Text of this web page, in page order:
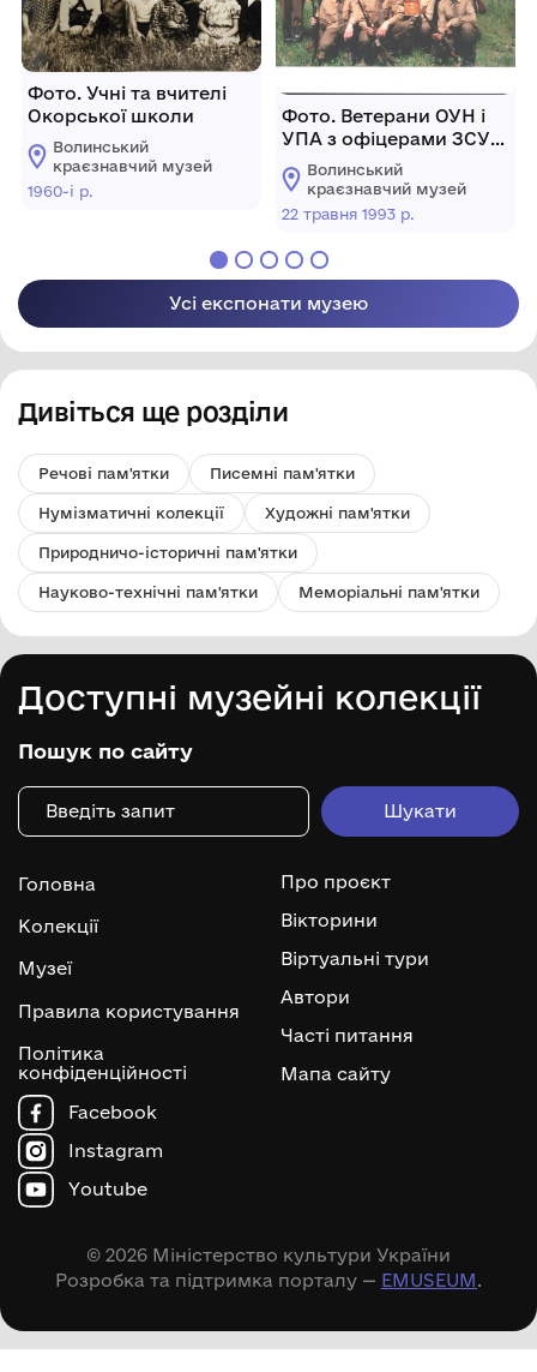
Фото. Учні та вчителі
Окорської школи
Волинський
краєзнавчий музей
1960-і р.
Фото. Ветерани ОУН і
УПА з офіцерами ЗСУ
біля могили вояків УПА
Волинський
краєзнавчий музей
22 травня 1993 р.
Усі експонати музею
Дивіться ще розділи
Речові пам'ятки Писемні пам'ятки
Нумізматичні колекції Художні пам'ятки
Природничо-історичні пам'ятки
Науково-технічні пам'ятки Меморіальні пам'ятки
Доступні музейні колекції
Пошук по сайту
Головна
Колекції
Музеї
Правила користування
Політика
конфіденційності
Про проєкт
Вікторини
Віртуальні тури
Автори
Часті питання
Мапа сайту
Facebook
Instagram
Youtube
© 2026 Міністерство культури України
Розробка та підтримка порталу — EMUSEUM.